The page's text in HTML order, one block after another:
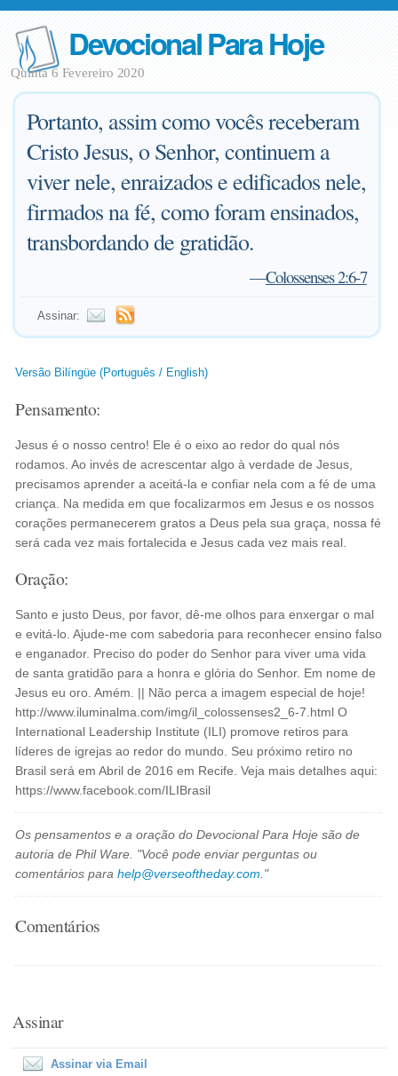
Devocional Para Hoje
Quinta 6 Fevereiro 2020
Portanto, assim como vocês receberam
Cristo Jesus, o Senhor, continuem a
viver nele, enraizados e edificados nele,
firmados na fé, como foram ensinados,
transbordando de gratidão.
—Colossenses 2:6-7
Assinar:
Versão Bilíngüe (Português / English)
Pensamento:
Jesus é o nosso centro! Ele é o eixo ao redor do qual nós
rodamos. Ao invés de acrescentar algo à verdade de Jesus,
precisamos aprender a aceitá-la e confiar nela com a fé de uma
criança. Na medida em que focalizarmos em Jesus e os nossos
corações permanecerem gratos a Deus pela sua graça, nossa fé
será cada vez mais fortalecida e Jesus cada vez mais real.
Oração:
Santo e justo Deus, por favor, dê-me olhos para enxergar o mal
e evitá-lo. Ajude-me com sabedoria para reconhecer ensino falso
e enganador. Preciso do poder do Senhor para viver uma vida
de santa gratidão para a honra e glória do Senhor. Em nome de
Jesus eu oro. Amém. || Não perca a imagem especial de hoje!
http://www.iluminalma.com/img/il_colossenses2_6-7.html O
International Leadership Institute (ILI) promove retiros para
líderes de igrejas ao redor do mundo. Seu próximo retiro no
Brasil será em Abril de 2016 em Recife. Veja mais detalhes aqui:
https://www.facebook.com/ILIBrasil
Os pensamentos e a oração do Devocional Para Hoje são de
autoria de Phil Ware. "Você pode enviar perguntas ou
comentários parahelp@verseoftheday.com ."
Comentários
Assinar
Assinar via Email